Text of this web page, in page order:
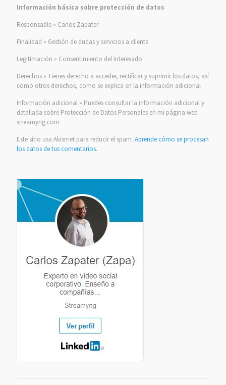
Información básica sobre protección de datos
Responsable » Carlos Zapater
Finalidad » Gestión de dudas y servicios a cliente
Legitimación » Consentimiento del interesado
Derechos » Tienes derecho a acceder, rectificar y suprimir los datos, así
como otros derechos, como se explica en la información adicional
Información adicional » Puedes consultar la información adicional y
detallada sobre Protección de Datos Personales en mi página web
streamyng.com
Este sitio usa Akismet para reducir el spam. Aprende cómo se procesan
los datos de tus comentarios.